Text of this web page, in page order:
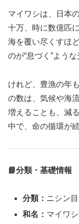
マイワシは、日本
十万、時に数億匹
海を覆い尽くすほ
のが“息づく”ような
けれど、豊漁の年
の数は、気候や海
増えることも、減
中で、命の循環が
📘分類・基礎情報
分類： ニシン
和名： マイワシ